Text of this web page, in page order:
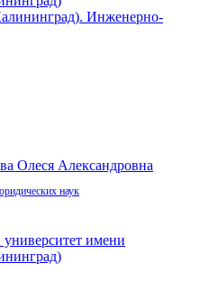
Инженерно-
Олеся Александровна
наук
имени